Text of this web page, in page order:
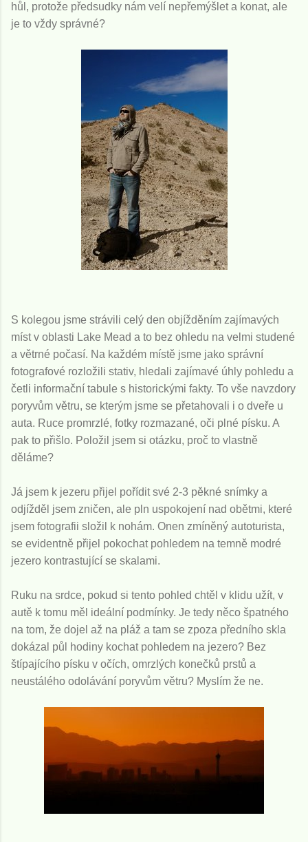
hůl, protože předsudky nám velí nepřemýšlet a konat, ale
je to vždy správné?
S kolegou jsme strávili celý den objížděním zajímavých
míst v oblasti Lake Mead a to bez ohledu na velmi studené
a větrné počasí. Na každém místě jsme jako správní
fotografové rozložili stativ, hledali zajímavé úhly pohledu a
četli informační tabule s historickými fakty. To vše navzdory
poryvům větru, se kterým jsme se přetahovali i o dveře u
auta. Ruce promrzlé, fotky rozmazané, oči plné písku. A
pak to přišlo. Položil jsem si otázku, proč to vlastně
děláme?
Já jsem k jezeru přijel pořídit své 2-3 pěkné snímky a
odjížděl jsem zničen, ale pln uspokojení nad obětmi, které
jsem fotografii složil k nohám. Onen zmíněný autoturista,
se evidentně přijel pokochat pohledem na temně modré
jezero kontrastující se skalami.
Ruku na srdce, pokud si tento pohled chtěl v klidu užít, v
autě k tomu měl ideální podmínky. Je tedy něco špatného
na tom, že dojel až na pláž a tam se zpoza předního skla
dokázal půl hodiny kochat pohledem na jezero? Bez
štípajícího písku v očích, omrzlých konečků prstů a
neustálého odolávání poryvům větru? Myslím že ne.